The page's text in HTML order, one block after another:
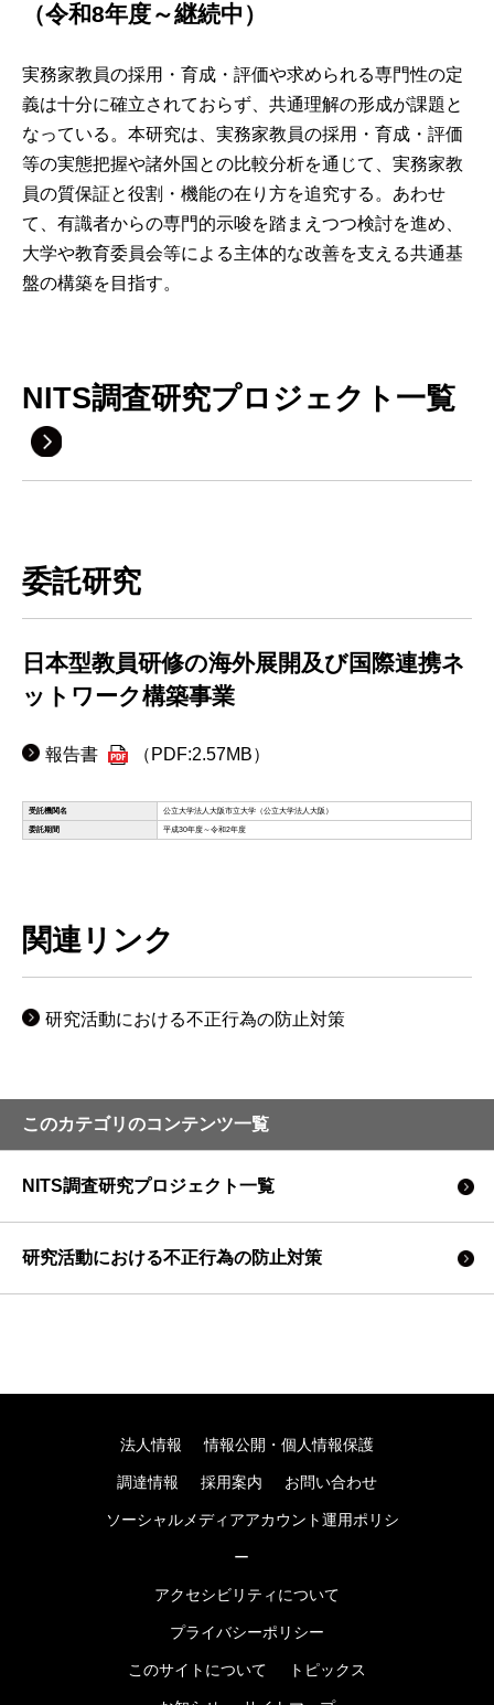
（令和8年度～継続中）
実務家教員の採用・育成・評価や求められる専門性の定
義は十分に確立されておらず、共通理解の形成が課題と
なっている。本研究は、実務家教員の採用・育成・評価
等の実態把握や諸外国との比較分析を通じて、実務家教
員の質保証と役割・機能の在り方を追究する。あわせ
て、有識者からの専門的示唆を踏まえつつ検討を進め、
大学や教育委員会等による主体的な改善を支える共通基
盤の構築を目指す。
NITS調査研究プロジェクト一覧
委託研究
日本型教員研修の海外展開及び国際連携ネ
ットワーク構築事業
報告書 （PDF:2.57MB）
関連リンク
研究活動における不正行為の防止対策
このカテゴリのコンテンツ一覧
NITS調査研究プロジェクト一覧
研究活動における不正行為の防止対策
法人情報 情報公開・個人情報保護
調達情報 採用案内 お問い合わせ
ソーシャルメディアアカウント運用ポリシ
ー
アクセシビリティについて
プライバシーポリシー
このサイトについて トピックス